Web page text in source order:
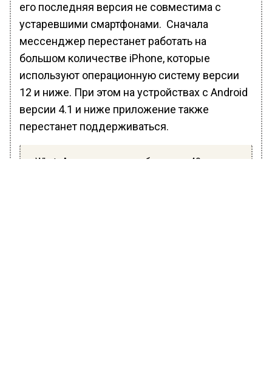
его последняя версия не совместима с
устаревшими смартфонами. Сначала
мессенджер перестанет работать на
большом количестве iPhone, которые
используют операционную систему версии
12 и ниже. При этом на устройствах с Android
версии 4.1 и ниже приложение также
перестанет поддерживаться.
WhatsApp перестанет работать на 49